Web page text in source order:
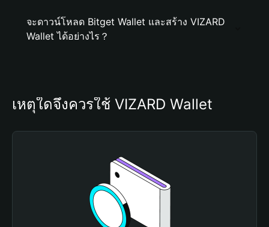
จะดาวน์โหลด Bitget Wallet และสร้าง VIZARD
Wallet ได้อย่างไร？
เหตุใดจึงควรใช้ VIZARD Wallet